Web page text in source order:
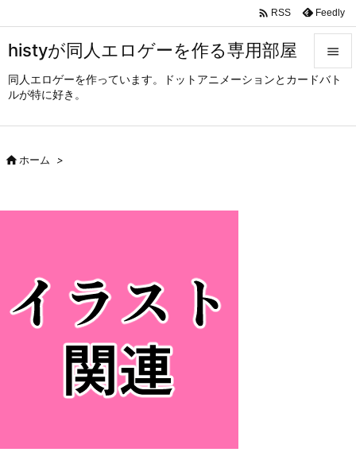
histyが同人エロゲーを作る専用部屋
同人エロゲーを作っています。ドットアニメーションとカードバト
ルが特に好き。



 RSS Feedly
ホーム >